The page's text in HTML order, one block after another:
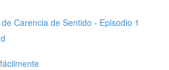
Carencia de Sentido - Episodio 1